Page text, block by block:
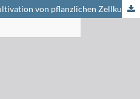
Reaktorsystem zur Massenkultivation von pflanzlichen Zellkulturen bei niedrigem hydrodynamischem Stress